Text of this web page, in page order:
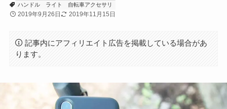
ハンドル
ライト 自転車アクセサリ
2019年9月26日 2019年11月15日
記事内にアフィリエイト広告を掲載している場合があ
ります。